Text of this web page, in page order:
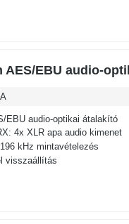
AES/EBU audio-
EBU audio-optikai átalakító
4x XLR apa audio kimenet
kHz mintavételezés
visszaállítás